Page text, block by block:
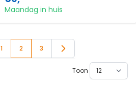
Maandag in huis
Pagina
1 Je leest momenteel pagina
2 Pagina
3
Toon